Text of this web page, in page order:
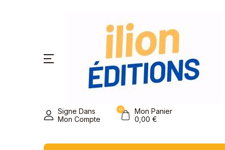
Signe Dans
Mon Compte
0
Mon Panier
0,00 €